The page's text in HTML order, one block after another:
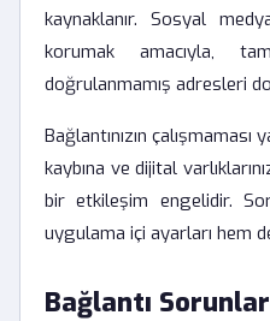
kaynaklanır. Sosyal
korumak amacıyla,
doğrulanmamış adresleri
Bağlantınızın
kaybına ve dijital
bir etkileşim engelidir.
uygulama içi ayarları hem
Bağlantı